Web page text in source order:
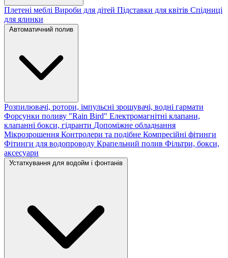
Плетені меблі Вироби для дітей Підставки для квітів Спідниці
для ялинки
Автоматичний полив
Розпилювачі, ротори, імпульсні зрошувачі, водні гармати
Форсунки поливу "Rain Bird" Електромагнітні клапани,
клапанні бокси, гідранти Допоміжне обладнання
Мікрозрошення Контролери та подібне Компресійні фітинги
Фітинги для водопроводу Крапельний полив Фільтри, бокси,
аксесуари
Устаткування для водойм і фонтанів